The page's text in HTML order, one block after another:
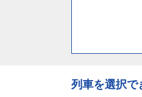
列車を選択で